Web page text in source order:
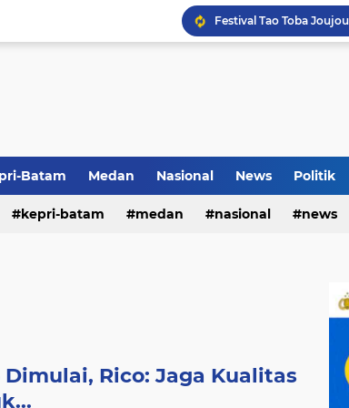
Pemko Medan Raih
Batam Medan Nasional News Politik
kepri-batam medan nasional news
Dimulai, Rico: Jaga Kualitas